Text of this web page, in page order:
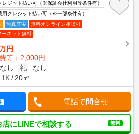
レジット払い可（※保証会社利用等条件有）
用クレジット払い可（※一部条件有）
写真充実
無料オンライン相談可
ーネット無料
円
等：2,000円
なし 礼
なし
1K 20㎡
電話で問合せ
店にLINEで相談する 無料